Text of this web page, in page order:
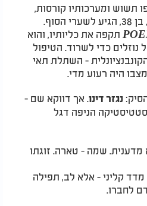
תשוש ומערכותיו קורסות,
היה נדמה שג'וזף קואטס, בן 38, הגיע לשערי הסוף.
תקפה את כליותיו, והוא
נוזלים כדי לשרוד. הטיפול
- השתלת תאי
היה רעוע מדי.
:נגזר דינו. אך דווקא שם -
הניפה דגל
מדענית. שמה - טארה. זוגתו
קליני - אלא לב, תפילה
לחברו.